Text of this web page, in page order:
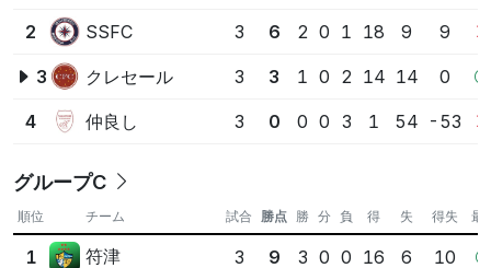
2 SSFC 3 6 2 0 1 18 9 9
3 クレセール 3 3 1 0 2 14 14 0
4 仲良し 3 0 0 0 3 1 54 -53
グループC
順位 チーム 試合 勝点 勝 分 負 得 失 得失 最
1 符津 3 9 3 0 0 16 6 10